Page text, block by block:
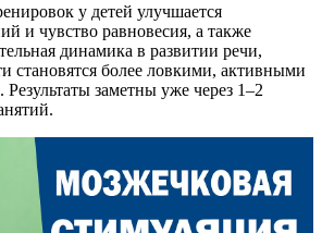
у детей улучшается
и чувство равновесия, а также
динамика в развитии речи,
становятся более ловкими, активными
заметны уже через 1–2